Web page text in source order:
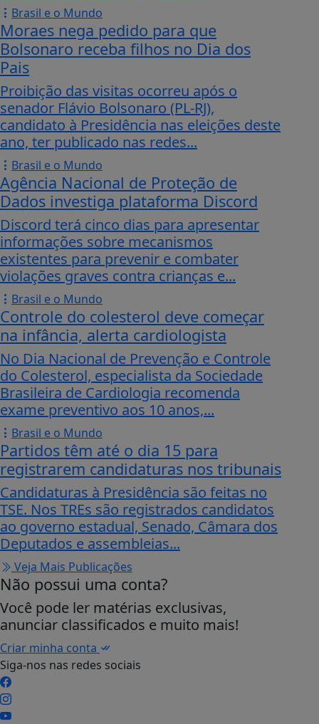
Brasil e o Mundo
Moraes nega pedido para que
Bolsonaro receba filhos no Dia dos
Pais
Proibição das visitas ocorreu após o
senador Flávio Bolsonaro (PL-RJ),
candidato à Presidência nas eleições deste
ano, ter publicado nas redes...
Brasil e o Mundo
Agência Nacional de Proteção de
Dados investiga plataforma Discord
Discord terá cinco dias para apresentar
informações sobre mecanismos
existentes para prevenir e combater
violações graves contra crianças e...
Brasil e o Mundo
Controle do colesterol deve começar
na infância, alerta cardiologista
No Dia Nacional de Prevenção e Controle
do Colesterol, especialista da Sociedade
Brasileira de Cardiologia recomenda
exame preventivo aos 10 anos,...
Brasil e o Mundo
Partidos têm até o dia 15 para
registrarem candidaturas nos tribunais
Candidaturas à Presidência são feitas no
TSE. Nos TREs são registrados candidatos
ao governo estadual, Senado, Câmara dos
Deputados e assembleias...
Veja Mais Publicações
Não possui uma conta?
Você pode ler matérias exclusivas,
anunciar classificados e muito mais!
Criar minha conta
Siga-nos nas redes sociais